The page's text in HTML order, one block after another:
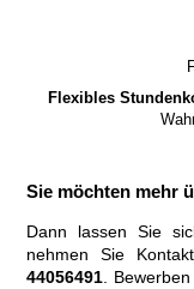
Flexibles
Sie möchten mehr
Dann lassen Sie
nehmen Sie
44056491 .